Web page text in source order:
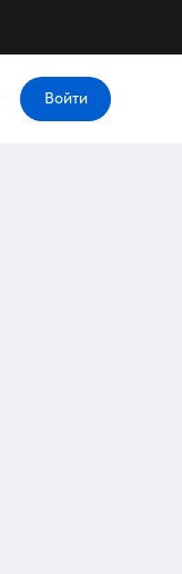
Войти